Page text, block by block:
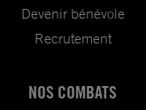
Devenir bénévole
Recrutement
NOS COMBATS